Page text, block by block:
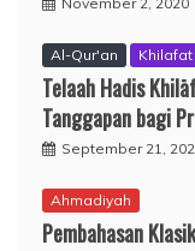
Al-Qur'an Khilafat
Telaah Hadis
Tanggapan bagi
September 21,
Ahmadiyah
Pembahasan